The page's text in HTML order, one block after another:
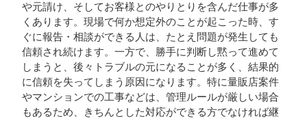
や元請け、そしてお客様とのやりとりを含んだ仕事が多
くあります。現場で何か想定外のことが起こった時、す
ぐに報告・相談ができる人は、たとえ問題が発生しても
信頼され続けます。一方で、勝手に判断し黙って進めて
しまうと、後々トラブルの元になることが多く、結果的
に信頼を失ってしまう原因になります。特に量販店案件
やマンションでの工事などは、管理ルールが厳しい場合
もあるため、きちんとした対応ができる方でなければ継